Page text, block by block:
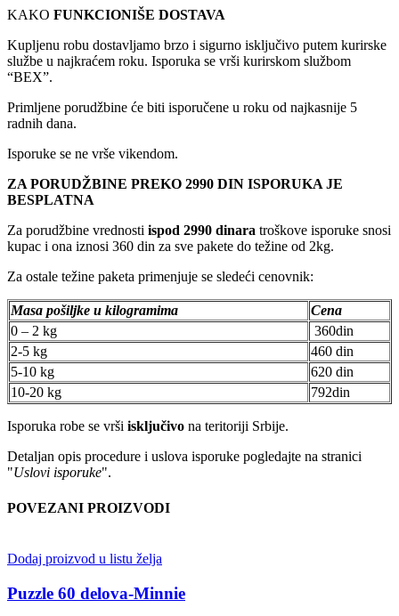
KAKO FUNKCIONIŠE DOSTAVA
Kupljenu robu dostavljamo brzo i sigurno isključivo putem kurirske
službe u najkraćem roku. Isporuka se vrši kurirskom službom
“BEX”.
Primljene porudžbine će biti isporučene u roku od najkasnije 5
radnih dana.
Isporuke se ne vrše vikendom.
ZA PORUDŽBINE PREKO 2990 DIN ISPORUKA JE
BESPLATNA
Za porudžbine vrednosti ispod 2990 dinara troškove isporuke snosi
kupac i ona iznosi 360 din za sve pakete do težine od 2kg.
Za ostale težine paketa primenjuje se sledeći cenovnik:
Masa pošiljke u kilogramima
Cena
0 – 2 kg
360din
2-5 kg
460 din
5-10 kg
620 din
10-20 kg
792din
Isporuka robe se vrši isključivo na teritoriji Srbije.
Detaljan opis procedure i uslova isporuke pogledajte na stranici
"Uslovi isporuke".
POVEZANI PROIZVODI
Dodaj proizvod u listu želja
Puzzle 60 delova-Minnie